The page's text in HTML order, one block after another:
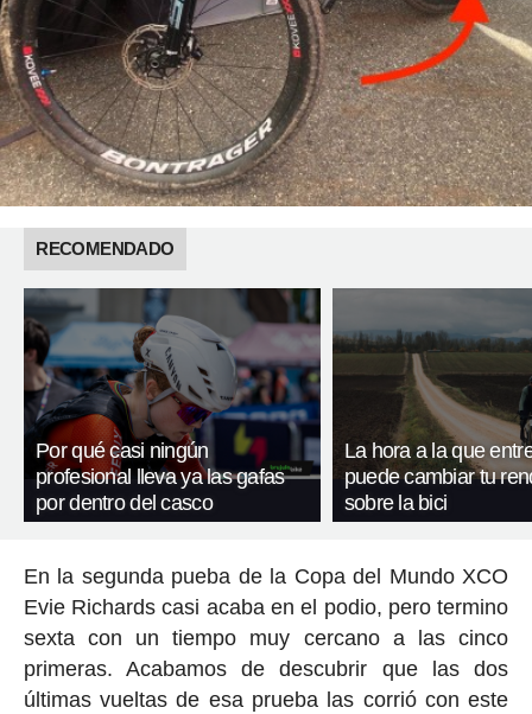
RECOMENDADO
Por qué casi ningún
profesional lleva ya las gafas
por dentro del casco
La hora a la que
puede cambiar tu
sobre la bici
En la segunda pueba de la Copa del Mundo XCO
Evie Richards casi acaba en el podio, pero termino
sexta con un tiempo muy cercano a las cinco
primeras. Acabamos de descubrir que las dos
últimas vueltas de esa prueba las corrió con este